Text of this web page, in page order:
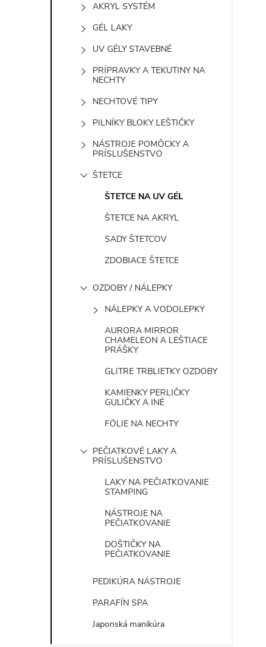
AKRYL SYSTÉM
GÉL LAKY
UV GÉLY STAVEBNÉ
PRÍPRAVKY A TEKUTINY NA
NECHTY
NECHTOVÉ TIPY
PILNÍKY BLOKY LEŠTIČKY
NÁSTROJE POMÔCKY A
PRÍSLUŠENSTVO
ŠTETCE
ŠTETCE NA UV GÉL
ŠTETCE NA AKRYL
SADY ŠTETCOV
ZDOBIACE ŠTETCE
OZDOBY / NÁLEPKY
NÁLEPKY A VODOLEPKY
AURORA MIRROR
CHAMELEON A LEŠTIACE
PRÁŠKY
GLITRE TRBLIETKY OZDOBY
KAMIENKY PERLIČKY
GULIČKY A INÉ
FÓLIE NA NECHTY
PEČIATKOVÉ LAKY A
PRÍSLUŠENSTVO
LAKY NA PEČIATKOVANIE
STAMPING
NÁSTROJE NA
PEČIATKOVANIE
DOŠTIČKY NA
PEČIATKOVANIE
PEDIKÚRA NÁSTROJE
PARAFÍN SPA
Japonská manikúra